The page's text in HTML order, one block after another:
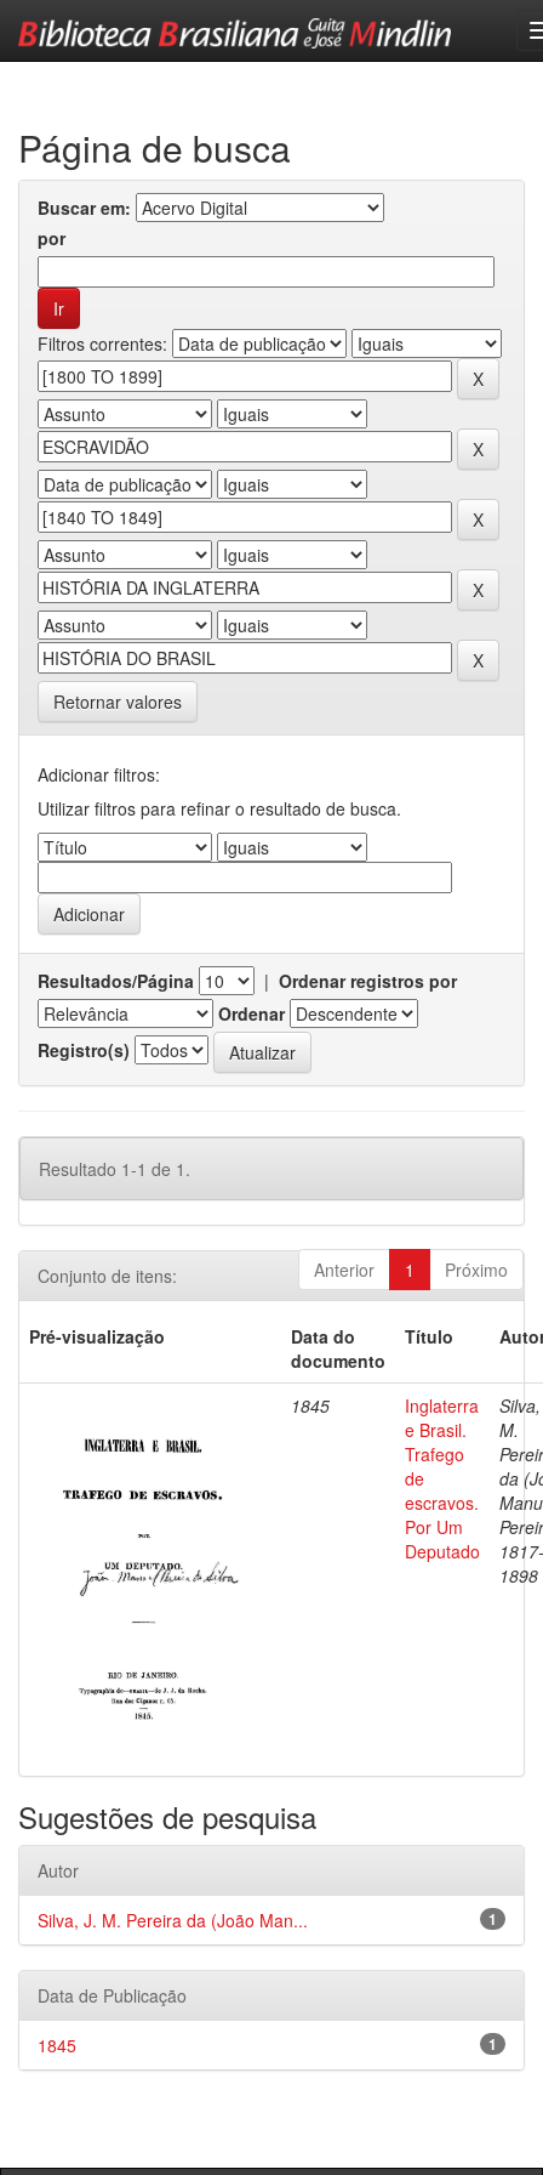
Página de busca
Buscar em:
por
Filtros correntes:
Retornar valores
Adicionar filtros:
Utilizar filtros para refinar o resultado de busca.
Resultados/Página | Ordenar registros por
Ordenar
Registro(s)
Resultado 1-1 de 1.
Anterior 1 Próximo
Conjunto de itens:
Pré-visualização
Data do
documento
Título
1845
Inglaterra
e Brasil.
Trafego
de
escravos.
Por Um
Deputado
M.
da
1817-
1898
Sugestões de pesquisa
Autor
1
Silva, J. M. Pereira da (João Man...
Data de Publicação
1
1845